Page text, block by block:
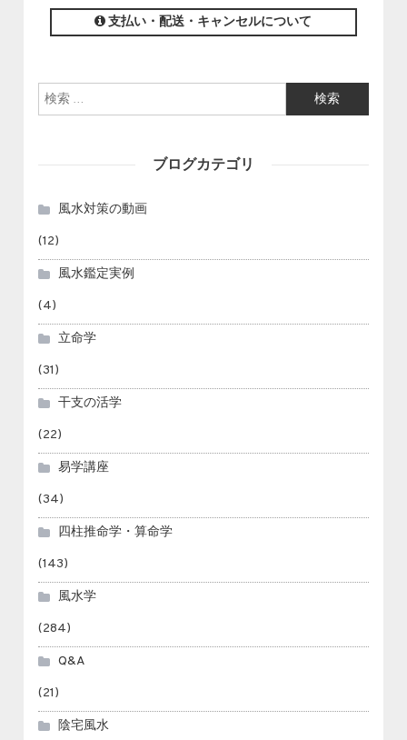
支払い・配送・キャンセルについて
検索:
ブログカテゴリ
風水対策の動画
(12)
風水鑑定実例
(4)
立命学
(31)
干支の活学
(22)
易学講座
(34)
四柱推命学・算命学
(143)
風水学
(284)
Q&A
(21)
陰宅風水